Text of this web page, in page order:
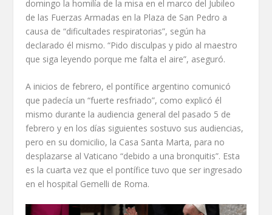
domingo la homilía de la misa en el marco del Jubileo
de las Fuerzas Armadas en la Plaza de San Pedro a
causa de “dificultades respiratorias”, según ha
declarado él mismo. “Pido disculpas y pido al maestro
que siga leyendo porque me falta el aire”, aseguró.
A inicios de febrero, el pontífice argentino comunicó
que padecía un “fuerte resfriado”, como explicó él
mismo durante la audiencia general del pasado 5 de
febrero y en los días siguientes sostuvo sus audiencias,
pero en su domicilio, la Casa Santa Marta, para no
desplazarse al Vaticano “debido a una bronquitis”. Esta
es la cuarta vez que el pontífice tuvo que ser ingresado
en el hospital Gemelli de Roma.